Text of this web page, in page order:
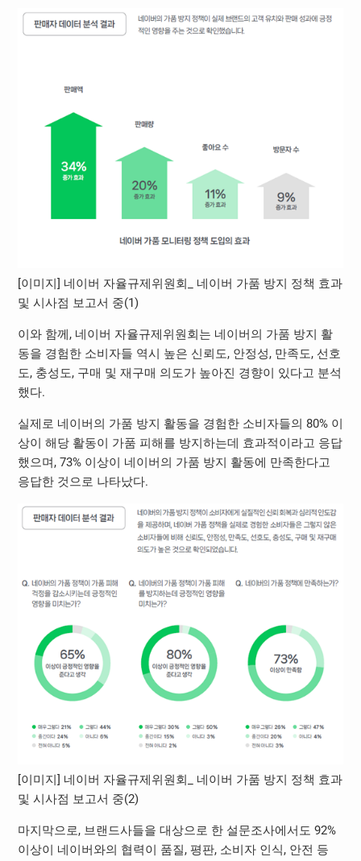
[이미지] 네이버 자율규제위원회_ 네이버 가품 방지 정책 효과
및 시사점 보고서 중(1)
이와 함께, 네이버 자율규제위원회는 네이버의 가품 방지 활
동을 경험한 소비자들 역시 높은 신뢰도, 안정성, 만족도, 선호
도, 충성도, 구매 및 재구매 의도가 높아진 경향이 있다고 분석
했다.
실제로 네이버의 가품 방지 활동을 경험한 소비자들의 80% 이
상이 해당 활동이 가품 피해를 방지하는데 효과적이라고 응답
했으며, 73% 이상이 네이버의 가품 방지 활동에 만족한다고
응답한 것으로 나타났다.
[이미지] 네이버 자율규제위원회_ 네이버 가품 방지 정책 효과
및 시사점 보고서 중(2)
마지막으로, 브랜드사들을 대상으로 한 설문조사에서도 92%
이상이 네이버와의 협력이 품질, 평판, 소비자 인식, 안전 등